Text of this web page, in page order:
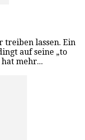
treiben lassen. Ein
auf seine „to
hat mehr...